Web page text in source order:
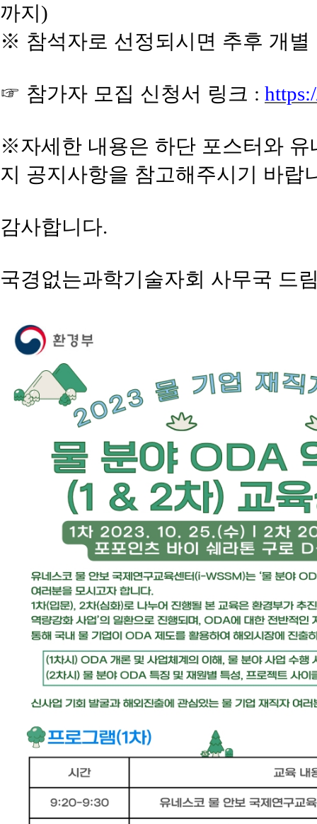
까지)
※ 참석자로 선정되시면 추후 개
☞ 참가자 모집 신청서 링크 :
※자세한 내용은 하단 포스터와
지 공지사항을 참고해주시기 바랍
감사합니다.
국경없는과학기술자회 사무국 드